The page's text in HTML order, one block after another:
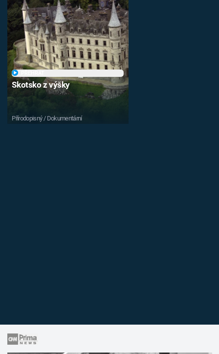
Skotsko z výšky
Přírodopisný / Dokumentární